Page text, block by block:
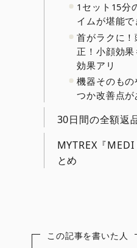
1セット15分
イムが堪能で
首がラクに
正！小顔効
効果アリ
機器そのもの
つか改善点が
30日間の全額返
MYTREX『
とめ
この記事を書いた人